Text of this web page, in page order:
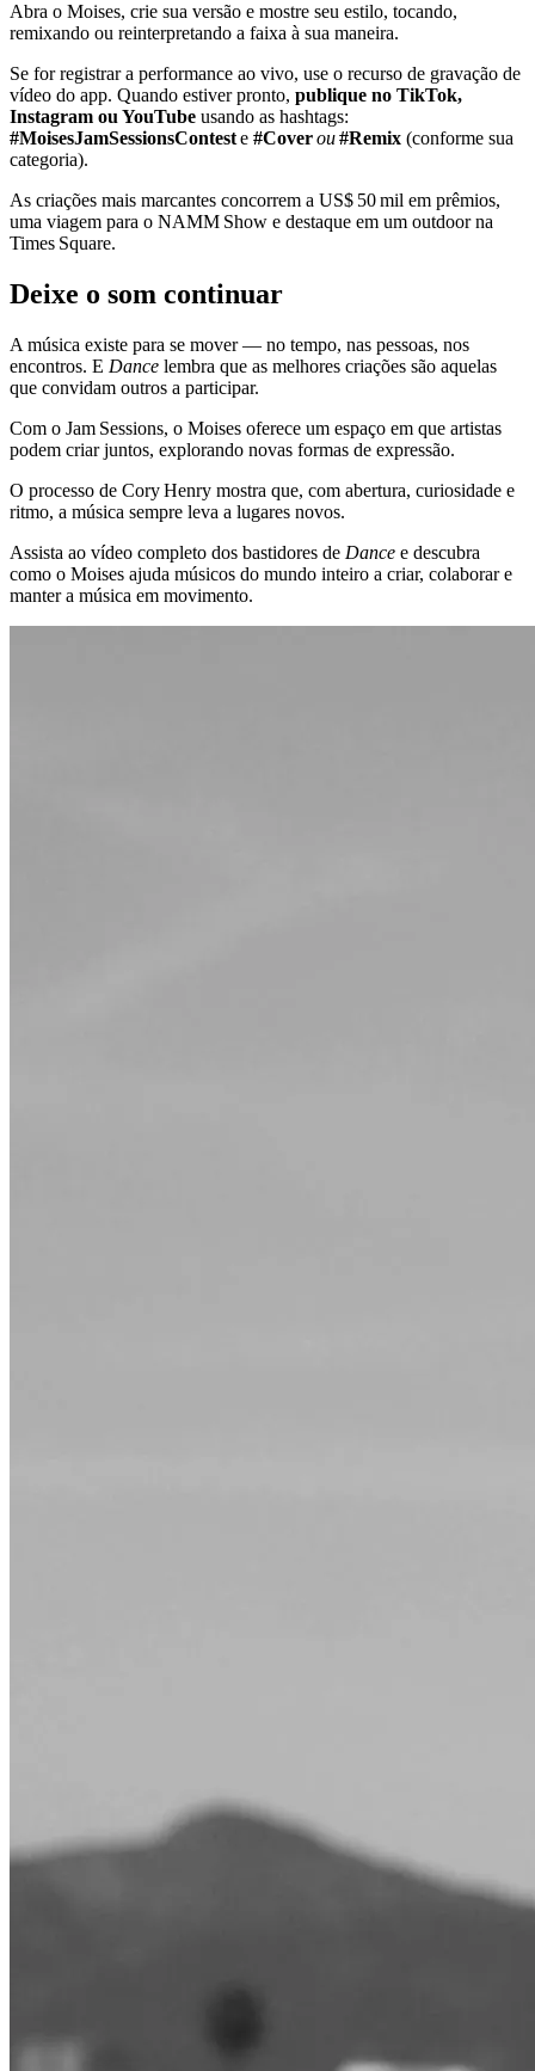
Abra o Moises, crie sua versão e mostre seu estilo, tocando,
remixando ou reinterpretando a faixa à sua maneira.
Se for registrar a performance ao vivo, use o recurso de gravação de
vídeo do app. Quando estiver pronto, publique no TikTok,
Instagram ou YouTube usando as hashtags:
#MoisesJamSessionsConteste #Coverou#Remix (conforme sua
categoria).
As criações mais marcantes concorrem a US$ 50 mil em prêmios,
uma viagem para o NAMM Show e destaque em um outdoor na
Times Square.
Deixe o som continuar
A música existe para se mover — no tempo, nas pessoas, nos
encontros. E Dance lembra que as melhores criações são aquelas
que convidam outros a participar.
Com o Jam Sessions, o Moises oferece um espaço em que artistas
podem criar juntos, explorando novas formas de expressão.
O processo de Cory Henry mostra que, com abertura, curiosidade e
ritmo, a música sempre leva a lugares novos.
Assista ao vídeo completo dos bastidores de Dance e descubra
como o Moises ajuda músicos do mundo inteiro a criar, colaborar e
manter a música em movimento.